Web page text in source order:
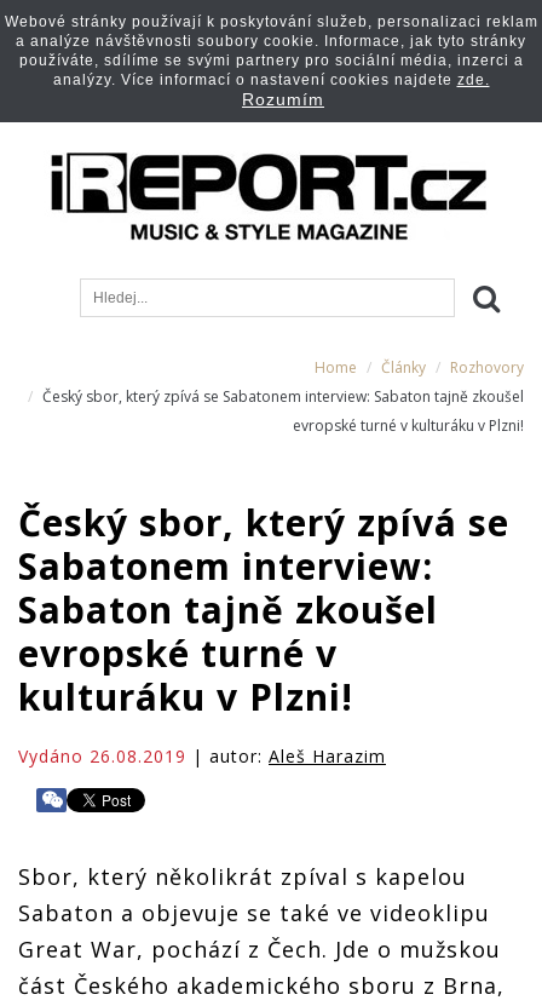
Home Články
Rozhovory
Český sbor, který zpívá se Sabatonem interview: Sabaton tajně zkoušel
evropské turné v kulturáku v Plzni!
Český sbor, který zpívá se
Sabatonem interview:
Sabaton tajně zkoušel
evropské turné v
kulturáku v Plzni!
Vydáno 26.08.2019 | autor: Aleš Harazim
Sbor, který několikrát zpíval s kapelou
Sabaton a objevuje se také ve videoklipu
Great War, pochází z Čech. Jde o mužskou
část Českého akademického sboru z Brna,
Webové stránky používají k poskytování služeb, personalizaci reklam
a analýze návštěvnosti soubory cookie. Informace, jak tyto stránky
používáte, sdílíme se svými partnery pro sociální média, inzerci a
analýzy. Více informací o nastavení cookies najdete zde.
Rozumím